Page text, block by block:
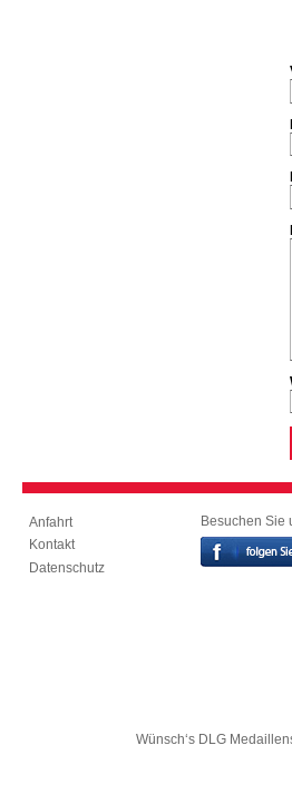
Anfahrt
Kontakt
Datenschutz
Besuchen Sie
Wünsch‘s DLG